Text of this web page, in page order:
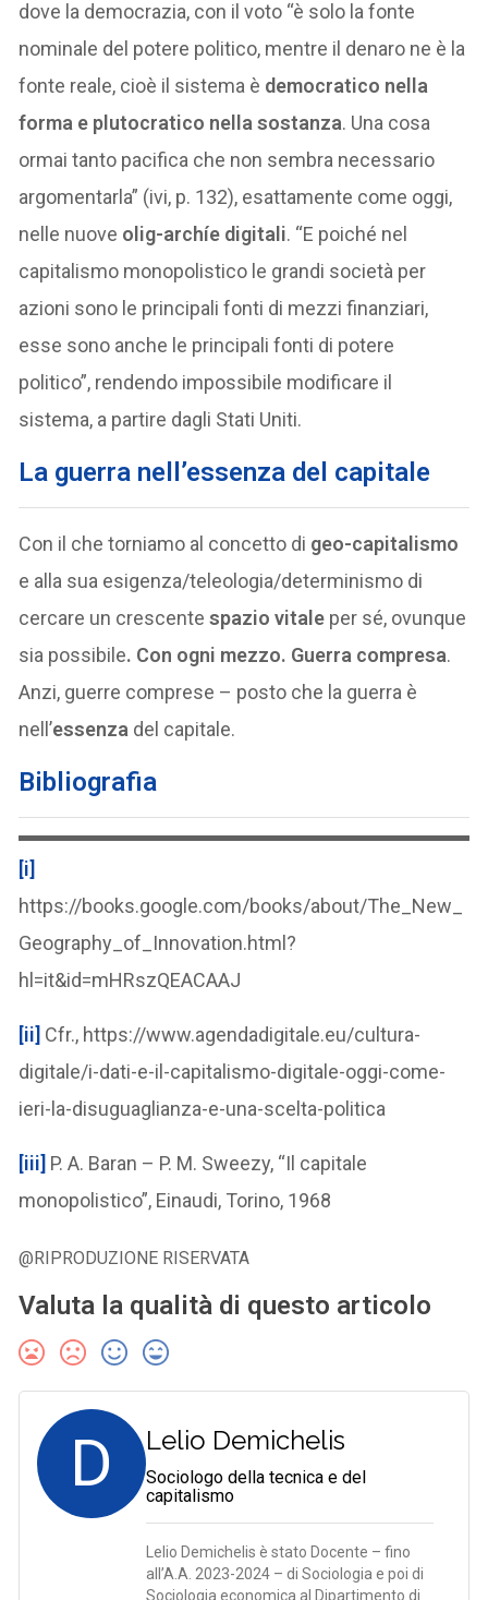
dove la democrazia, con il voto “è solo la fonte
nominale del potere politico, mentre il denaro ne è la
fonte reale, cioè il sistema è democratico nella
forma e plutocratico nella sostanza. Una cosa
ormai tanto pacifica che non sembra necessario
argomentarla” (ivi, p. 132), esattamente come oggi,
nelle nuove olig-archíe digitali. “E poiché nel
capitalismo monopolistico le grandi società per
azioni sono le principali fonti di mezzi finanziari,
esse sono anche le principali fonti di potere
politico”, rendendo impossibile modificare il
sistema, a partire dagli Stati Uniti.
La guerra nell’essenza del capitale
Con il che torniamo al concetto di geo-capitalismo
e alla sua esigenza/teleologia/determinismo di
cercare un crescentespazio vitale per sé, ovunque
sia possibile. Con ogni mezzo. Guerra compresa.
Anzi, guerre comprese – posto che la guerra è
nell’essenza del capitale.
Bibliografia
[i]
https://books.google.com/books/about/The_New_
Geography_of_Innovation.html?
hl=it&id=mHRszQEACAAJ
[ii] Cfr., https://www.agendadigitale.eu/cultura-
digitale/i-dati-e-il-capitalismo-digitale-oggi-come-
ieri-la-disuguaglianza-e-una-scelta-politica
[iii] P. A. Baran – P. M. Sweezy, “Il capitale
monopolistico”, Einaudi, Torino, 1968
@RIPRODUZIONE RISERVATA
Valuta la qualità di questo articolo
D Lelio Demichelis
Sociologo della tecnica e del
capitalismo
Lelio Demichelis è stato Docente – fino
all’A.A. 2023-2024 – di Sociologia e poi di
Sociologia economica al Dipartimento di